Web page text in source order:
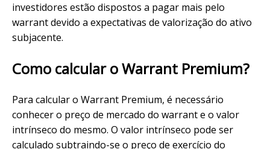
investidores estão dispostos a pagar mais pelo
warrant devido a expectativas de valorização do ativo
subjacente.
Como calcular o Warrant Premium?
Para calcular o Warrant Premium, é necessário
conhecer o preço de mercado do warrant e o valor
intrínseco do mesmo. O valor intrínseco pode ser
calculado subtraindo-se o preço de exercício do